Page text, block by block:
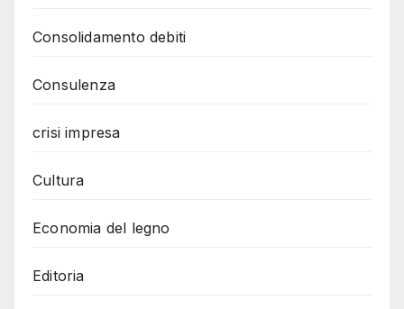
Consolidamento debiti
Consulenza
crisi impresa
Cultura
Economia del legno
Editoria